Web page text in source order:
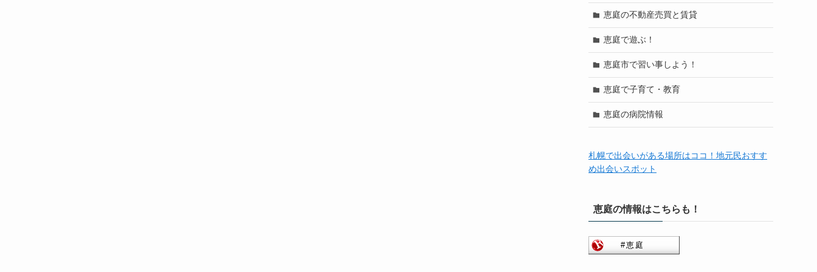
恵庭の不動産売買と賃貸
恵庭で遊ぶ！
恵庭市で習い事しよう！
恵庭で子育て・教育
恵庭の病院情報
札幌で出会いがある場所はココ！地元民おすす
め出会いスポット
恵庭の情報はこちらも！